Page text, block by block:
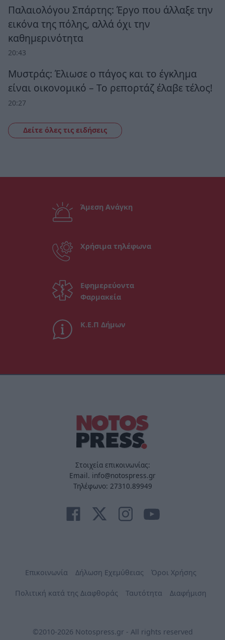
Παλαιολόγου Σπάρτης: Έργο που άλλαξε την
εικόνα της πόλης, αλλά όχι την
καθημερινότητα
20:43
Μυστράς: Έλιωσε ο πάγος και το έγκλημα
είναι οικονομικό – Το ρεπορτάζ έλαβε τέλος!
20:27
Δείτε όλες τις ειδήσεις
Άμεση Ανάγκη
Χρήσιμα τηλέφωνα
Εφημερεύοντα
Φαρμακεία
Κ.Ε.Π Δήμων
Στοιχεία επικοινωνίας:
Email. info@notospress.gr
Τηλέφωνο: 27310.89949
Επικοινωνία Δήλωση Εχεμύθειας Όροι Χρήσης
Πολιτική κατά της Διαφθοράς Ταυτότητα Διαφήμιση
©2010-2026 Notospress.gr - All rights reserved